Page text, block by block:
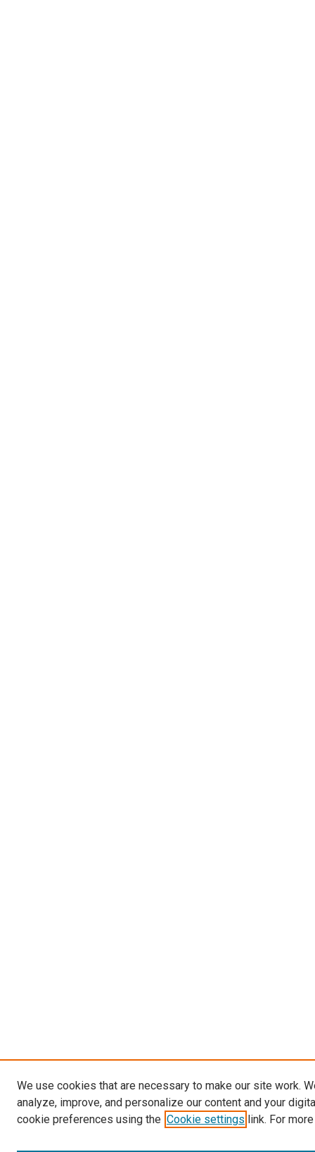
We use cookies that are necessary to make our site work.
analyze, improve, and personalize our content and your
cookie preferences using the Cookie settings link. For